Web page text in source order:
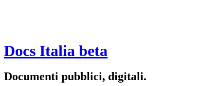
Docs Italia beta
Documenti pubblici, digitali.